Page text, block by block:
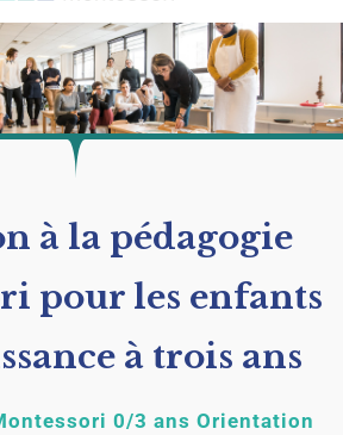
à la pédagogie
pour les enfants
à trois ans
0/3 ans Orientation